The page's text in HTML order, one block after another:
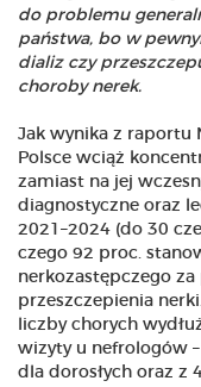
do problemu
państwa, bo w
dializ czy
choroby nerek.
Jak wynika z raportu
Polsce wciąż
zamiast na jej
diagnostyczne oraz
2021–2024 (do 30
czego 92 proc.
nerkozastępczego
przeszczepienia
liczby chorych
wizyty u nefrologów
dla dorosłych oraz z